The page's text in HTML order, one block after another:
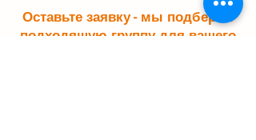
Оставьте заявку - мы подберем
подходящую группу для вашего